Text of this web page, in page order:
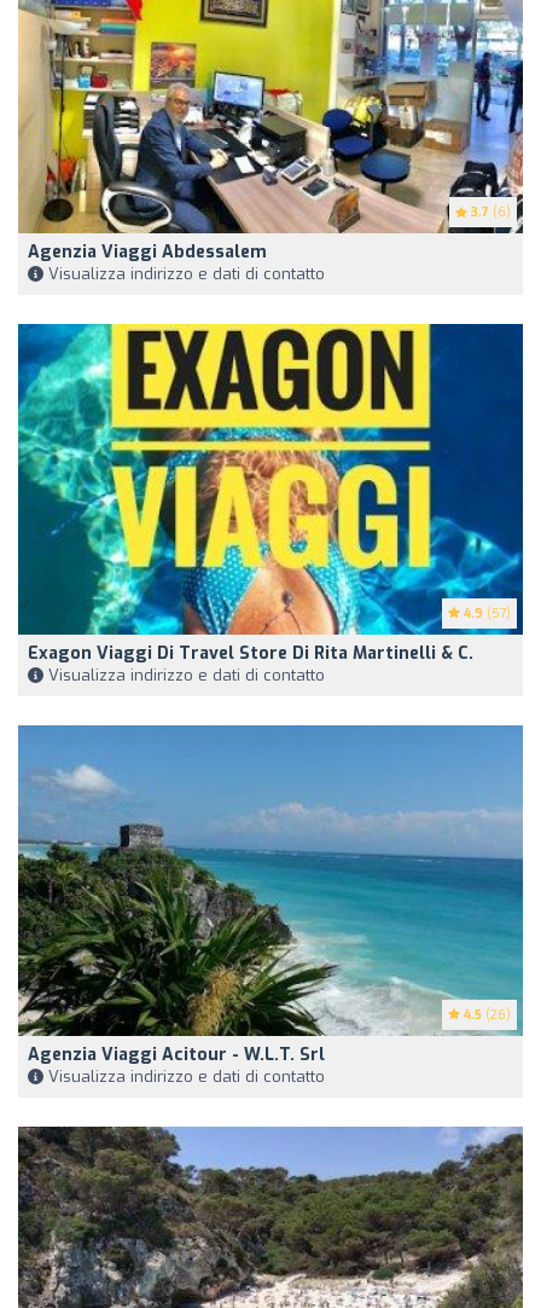
3.7 (6)
Agenzia Viaggi Abdessalem
Visualizza indirizzo e dati di contatto
4.9 (57)
Exagon Viaggi Di Travel Store Di Rita Martinelli & C.
Visualizza indirizzo e dati di contatto
4.5 (26)
Agenzia Viaggi Acitour - W.L.T. Srl
Visualizza indirizzo e dati di contatto